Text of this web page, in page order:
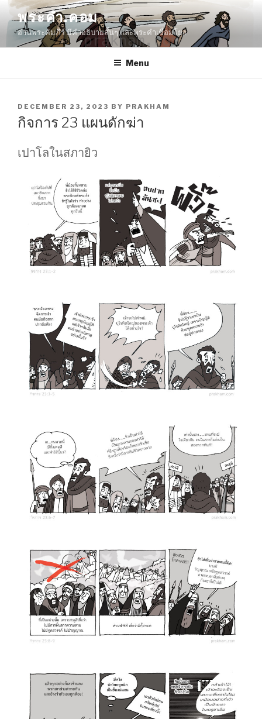
Skip
content
พระคำ.คอม
อ่านพระคัมภีร์ มีคำอธิบายสั้นๆ และพระคำเชื่อมโยง
Menu
POSTED
ON
DECEMBER 23, 2023 BY PRAKHAM
กิจการ 23 แผนดักฆ่า
เปาโลในสภายิว